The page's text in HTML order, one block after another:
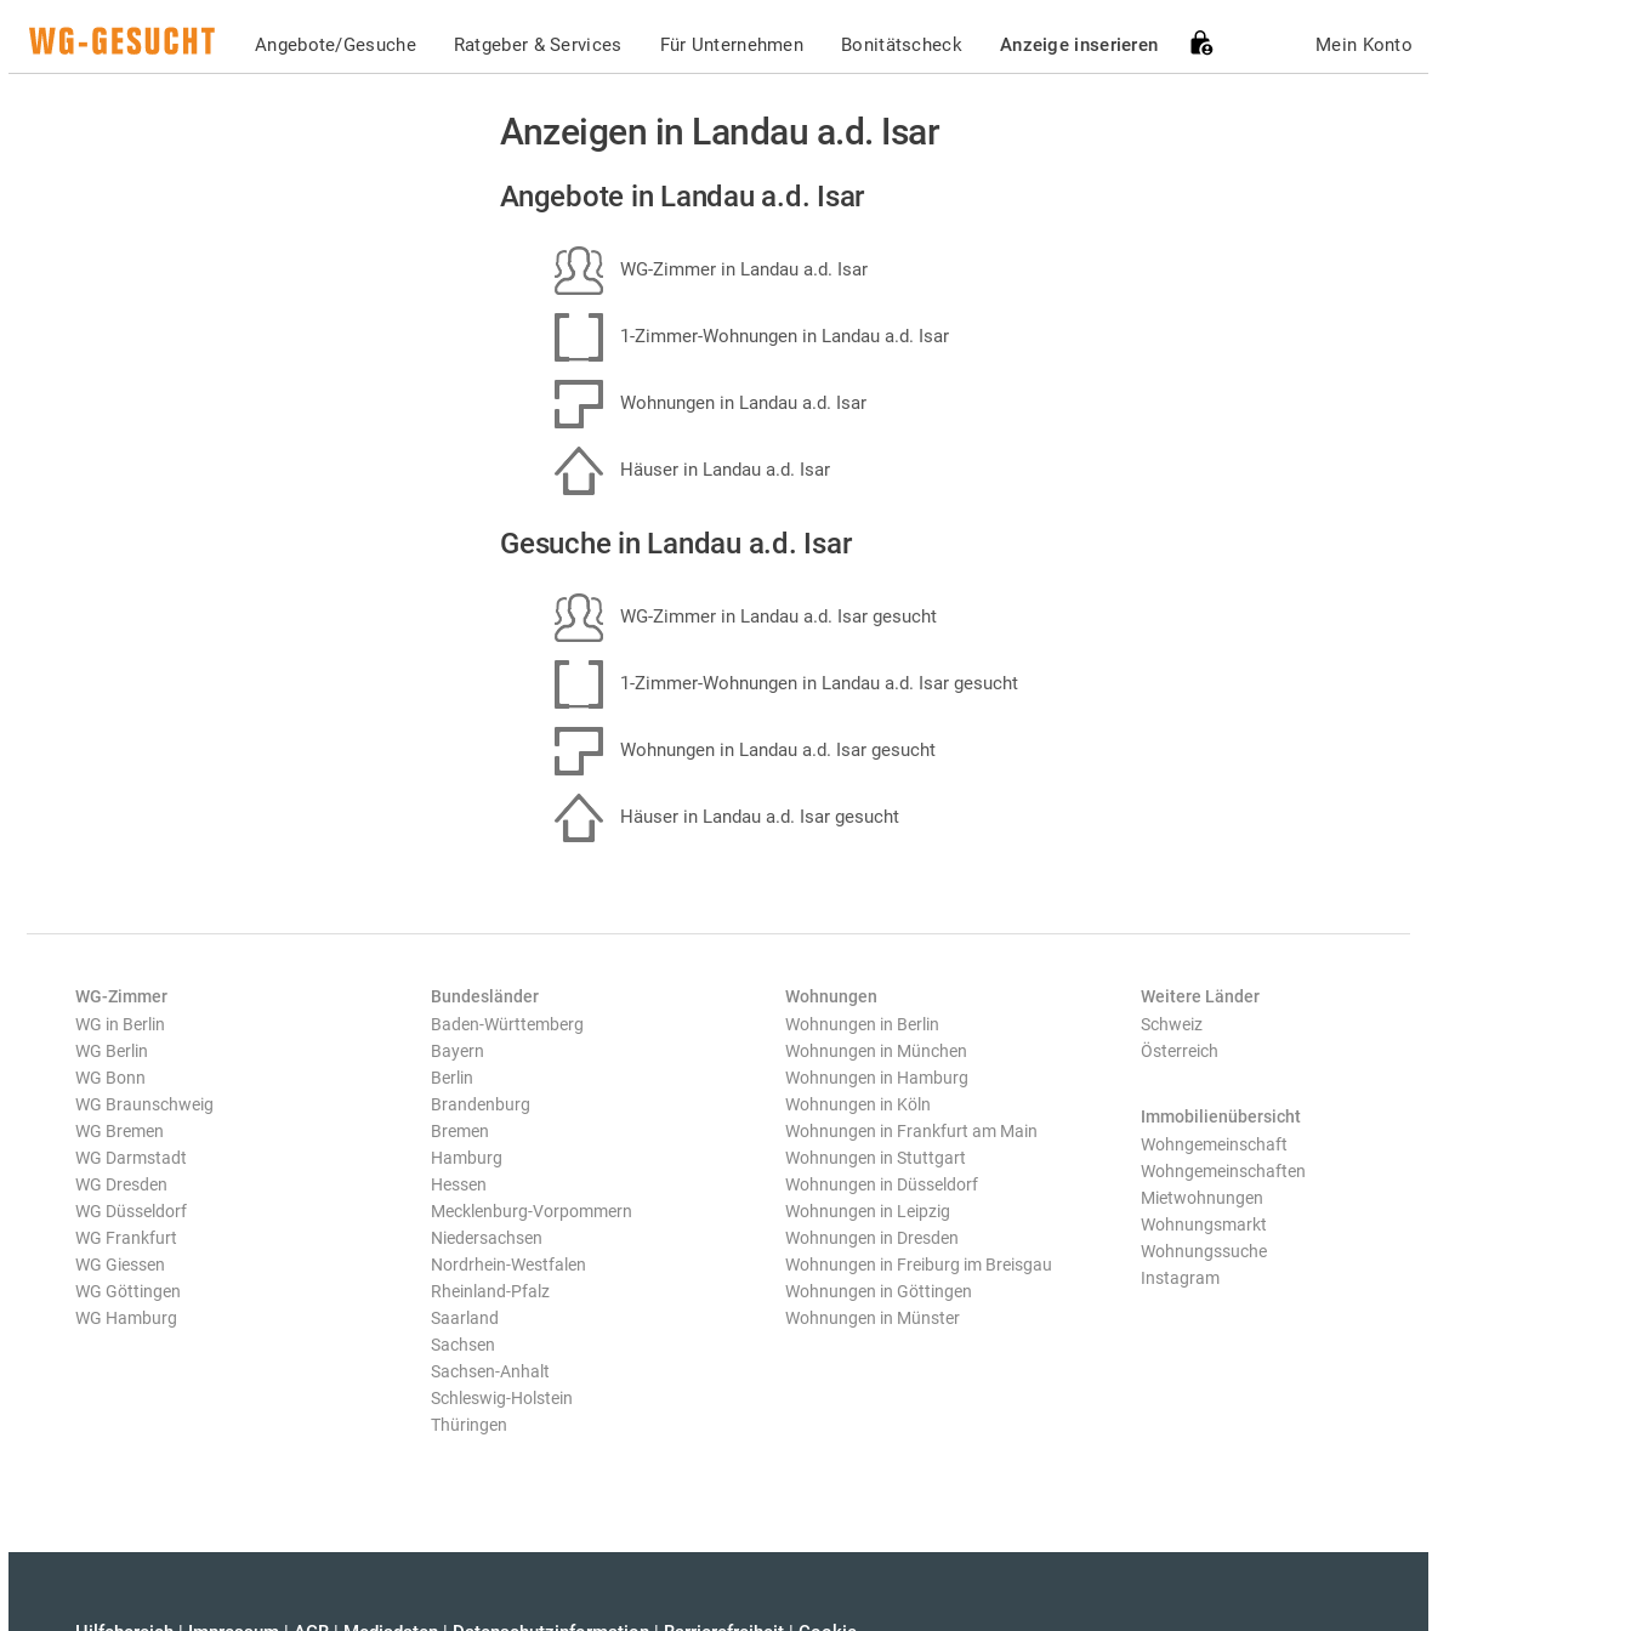
Angebote/Gesuche Ratgeber & Services Für Unternehmen Bonitätscheck Anzeige inserieren Mein Konto
Anzeigen in Landau a.d. Isar
Angebote in Landau a.d. Isar
WG-Zimmer in Landau a.d. Isar
1-Zimmer-Wohnungen in Landau a.d. Isar
Wohnungen in Landau a.d. Isar
Häuser in Landau a.d. Isar
Gesuche in Landau a.d. Isar
WG-Zimmer in Landau a.d. Isar gesucht
1-Zimmer-Wohnungen in Landau a.d. Isar gesucht
Wohnungen in Landau a.d. Isar gesucht
Häuser in Landau a.d. Isar gesucht
WG-Zimmer
WG in Berlin
WG Berlin
WG Bonn
WG Braunschweig
WG Bremen
WG Darmstadt
WG Dresden
WG Düsseldorf
WG Frankfurt
WG Giessen
WG Göttingen
WG Hamburg
Bundesländer
Baden-Württemberg
Bayern
Berlin
Brandenburg
Bremen
Hamburg
Hessen
Mecklenburg-Vorpommern
Niedersachsen
Nordrhein-Westfalen
Rheinland-Pfalz
Saarland
Sachsen
Sachsen-Anhalt
Schleswig-Holstein
Thüringen
Wohnungen
Wohnungen in Berlin
Wohnungen in München
Wohnungen in Hamburg
Wohnungen in Köln
Wohnungen in Frankfurt am Main
Wohnungen in Stuttgart
Wohnungen in Düsseldorf
Wohnungen in Leipzig
Wohnungen in Dresden
Wohnungen in Freiburg im Breisgau
Wohnungen in Göttingen
Wohnungen in Münster
Weitere Länder
Schweiz
Österreich
Immobilienübersicht
Wohngemeinschaft
Wohngemeinschaften
Mietwohnungen
Wohnungsmarkt
Wohnungssuche
Instagram